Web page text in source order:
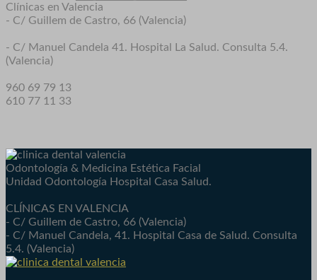
Clínicas en Valencia
- C/ Guillem de Castro, 66 (Valencia)
- C/ Manuel Candela 41. Hospital La Salud. Consulta 5.4.
(Valencia)
960 69 79 13
610 77 11 33
Odontología & Medicina Estética Facial
Unidad Odontología Hospital Casa Salud.
CLÍNICAS EN VALENCIA
- C/ Guillem de Castro, 66 (Valencia)
- C/ Manuel Candela, 41. Hospital Casa de Salud. Consulta
5.4. (Valencia)